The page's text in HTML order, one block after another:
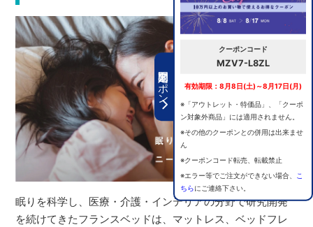
期間限定クーポン
クーポンコード
MZV7-L8ZL
有効期限：8月8日(土)～8月17日(月)
※「アウトレット・特価品」、「クーポ
ン対象外商品」には適用されません。
※その他のクーポンとの併用は出来ませ
ん
※クーポンコード転売、転載禁止
※エラー等でご注文ができない場合、
こ
ちらにご連絡下さい。
眠りを科学し、医療・介護・インテリアの分野で研究開発
を続けてきたフランスベッドは、マットレス、ベッドフレ